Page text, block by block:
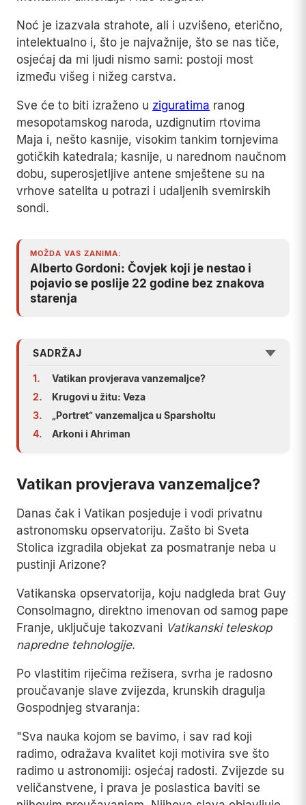
Noć je izazvala strahote, ali i uzvišeno, eterično,
intelektualno i, što je najvažnije, što se nas tiče,
osjećaj da mi ljudi nismo sami: postoji most
između višeg i nižeg carstva.
Sve će to biti izraženo u ziguratima ranog
mesopotamskog naroda, uzdignutim rtovima
Maja i, nešto kasnije, visokim tankim tornjevima
gotičkih katedrala; kasnije, u narednom naučnom
dobu, superosjetljive antene smještene su na
vrhove satelita u potrazi i udaljenih svemirskih
sondi.
MOŽDA VAS ZANIMA:
Alberto Gordoni: Čovjek koji je nestao i
pojavio se poslije 22 godine bez znakova
starenja
SADRŽAJ
1.
Vatikan provjerava vanzemaljce?
2.
Krugovi u žitu: Veza
3.
„Portret“ vanzemaljca u Sparsholtu
4.
Arkoni i Ahriman
Vatikan provjerava vanzemaljce?
Danas čak i Vatikan posjeduje i vodi privatnu
astronomsku opservatoriju. Zašto bi Sveta
Stolica izgradila objekat za posmatranje neba u
pustinji Arizone?
Vatikanska opservatorija, koju nadgleda brat Guy
Consolmagno, direktno imenovan od samog pape
Franje, uključuje takozvani Vatikanski teleskop
napredne tehnologije.
Po vlastitim riječima režisera, svrha je radosno
proučavanje slave zvijezda, krunskih dragulja
Gospodnjeg stvaranja:
"Sva nauka kojom se bavimo, i sav rad koji
radimo, odražava kvalitet koji motivira sve što
radimo u astronomiji: osjećaj radosti. Zvijezde su
veličanstvene, i prava je poslastica baviti se